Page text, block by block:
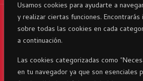
Usamos cookies para ayudarte a
y realizar ciertas funciones.
sobre todas las cookies en cada
a continuación.
Las cookies categorizadas como
en tu navegador ya que son esenciales
RicaItalia es una marca registrada©
Corporativo23 . Todos los